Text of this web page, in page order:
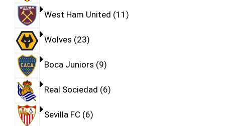
West Ham United 11
Wolves 23
Boca Juniors 9
Real Sociedad 6
Sevilla FC 6